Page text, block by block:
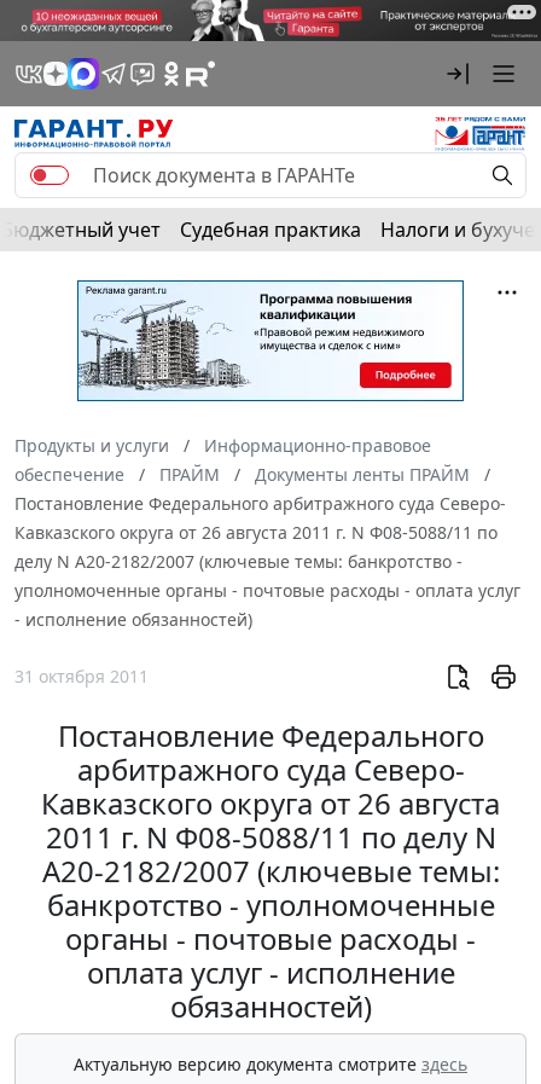
Бюджетный учет Судебная практика Налоги и
Продукты и услуги
Информационно-правовое
обеспечение
ПРАЙМ
Документы ленты ПРАЙМ
Постановление Федерального арбитражного суда Северо-
Кавказского округа от 26 августа 2011 г. N Ф08-5088/11 по
делу N А20-2182/2007 (ключевые темы: банкротство -
уполномоченные органы - почтовые расходы - оплата услуг
- исполнение обязанностей)
31 октября 2011
Постановление Федерального
арбитражного суда Северо-
Кавказского округа от 26 августа
2011 г. N Ф08-5088/11 по делу N
А20-2182/2007 (ключевые темы:
банкротство - уполномоченные
органы - почтовые расходы -
оплата услуг - исполнение
обязанностей)
Актуальную версию документа смотрите здесь